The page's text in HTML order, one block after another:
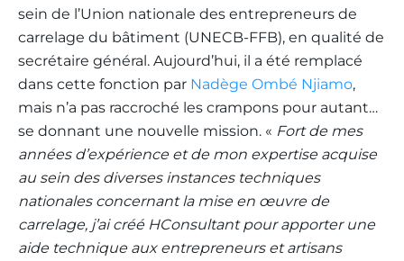
sein de l’Union nationale des entrepreneurs de
carrelage du bâtiment (UNECB-FFB), en qualité de
secrétaire général. Aujourd’hui, il a été remplacé
dans cette fonction par Nadège Ombé Njiamo,
mais n’a pas raccroché les crampons pour autant…
se donnant une nouvelle mission. « Fort de mes
années d’expérience et de mon expertise acquise
au sein des diverses instances techniques
nationales concernant la mise en œuvre de
carrelage, j’ai créé HConsultant pour apporter une
aide technique aux entrepreneurs et artisans